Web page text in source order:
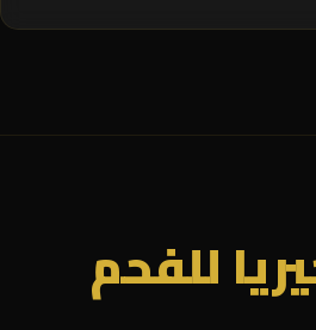
للفحم